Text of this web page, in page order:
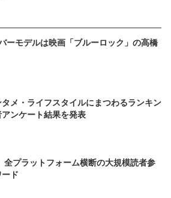
ーモデルは映画「ブルーロック」の高橋
メ・ライフスタイルにまつわるランキン
ンケート結果を発表
全プラットフォーム横断の大規模読者参
ド